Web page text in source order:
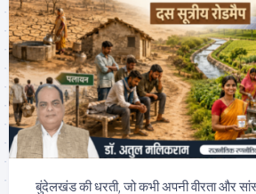
बुंदेलखंड की धरती, जो कभी अपनी वीरता और